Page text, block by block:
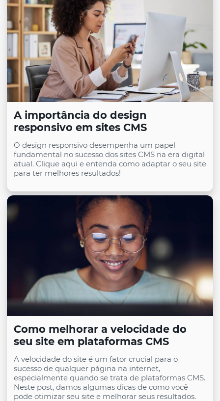
A importância do design
responsivo em sites CMS
O design responsivo desempenha um papel
fundamental no sucesso dos sites CMS na era digital
atual. Clique aqui e entenda como adaptar o seu site
para ter melhores resultados!
Como melhorar a velocidade do
seu site em plataformas CMS
A velocidade do site é um fator crucial para o
sucesso de qualquer página na internet,
especialmente quando se trata de plataformas CMS.
Neste post, damos algumas dicas de como você
pode otimizar seu site e melhorar seus resultados.